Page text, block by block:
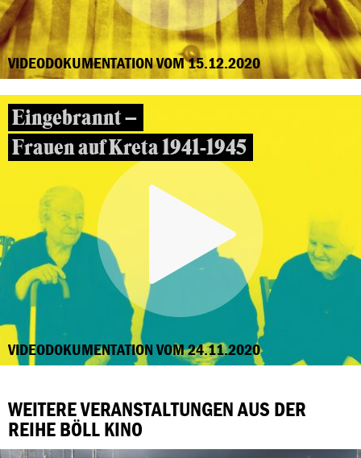
VIDEODOKUMENTATION VOM 15.12.2020
Eingebrannt –
Frauen auf Kreta 1941-1945
VIDEODOKUMENTATION VOM 24.11.2020
WEITERE VERANSTALTUNGEN AUS DER
REIHE BÖLL KINO